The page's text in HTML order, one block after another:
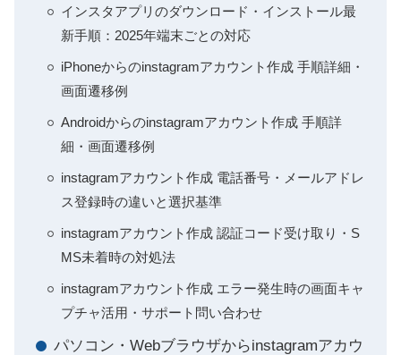
インスタアプリのダウンロード・インストール最
新手順：2025年端末ごとの対応
iPhoneからのinstagramアカウント作成 手順詳細・
画面遷移例
Androidからのinstagramアカウント作成 手順詳
細・画面遷移例
instagramアカウント作成 電話番号・メールアドレ
ス登録時の違いと選択基準
instagramアカウント作成 認証コード受け取り・S
MS未着時の対処法
instagramアカウント作成 エラー発生時の画面キャ
プチャ活用・サポート問い合わせ
パソコン・Webブラウザからinstagramアカウ